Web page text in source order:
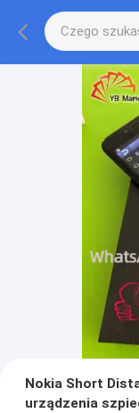
Nokia Short
urządzenia